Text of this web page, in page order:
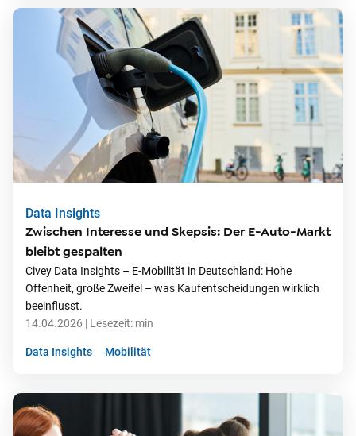
Data Insights
Zwischen Interesse und Skepsis: Der E-Auto-Markt
bleibt gespalten
Civey Data Insights – E-Mobilität in Deutschland: Hohe
Offenheit, große Zweifel – was Kaufentscheidungen wirklich
beeinflusst.
14.04.2026 | Lesezeit: min
Data Insights Mobilität